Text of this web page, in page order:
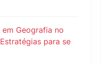
Geografia no
para se